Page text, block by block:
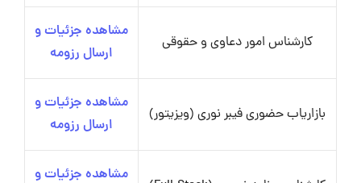
کارشناس امور دعاوی و حقوقی
مشاهده جزئیات و
ارسال رزومه
بازاریاب حضوری فیبر نوری (ویزیتور)
مشاهده جزئیات و
ارسال رزومه
مشاهده جزئیات و